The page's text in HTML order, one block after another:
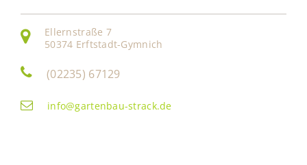
Ellernstraße 7
50374 Erftstadt-Gymnich
(02235) 67129
info@gartenbau-strack.de